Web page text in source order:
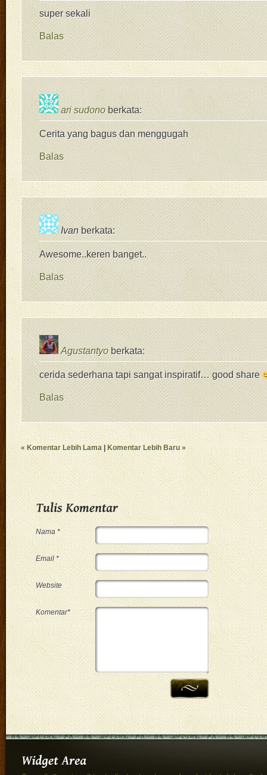
super sekali
Balas
ari sudono berkata:
Cerita yang bagus dan menggugah
Balas
Ivan berkata:
Awesome..keren banget..
Balas
Agustantyo berkata:
cerida sederhana tapi sangat inspiratif… good share
Balas
« Komentar Lebih Lama | Komentar Lebih Baru »
Nama *
Email *
Website
Komentar*